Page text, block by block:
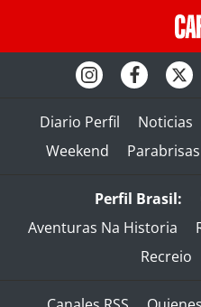
Diario Perfil Noticias
Weekend
Parabrisas
Perfil Brasil:
Aventuras Na Historia
Recreio